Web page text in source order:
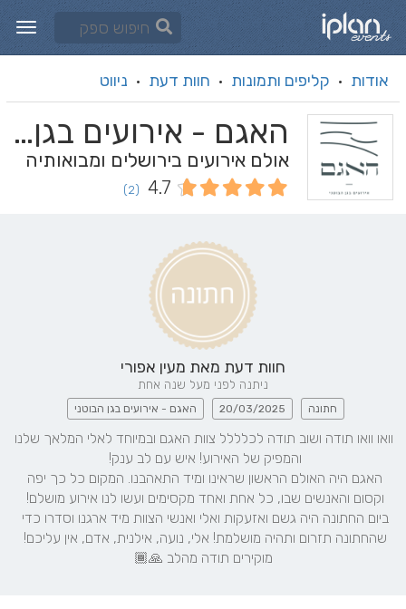
אודות · קליפים ותמונות · חוות דעת · ניווט
האגם - אירועים בגן הבוטני
אולם אירועים בירושלים ומבואותיה
4.7
(2)
חוות דעת מאת מעין אפורי
ניתנה לפני מעל שנה אחת
חתונה 20/03/2025 האגם - אירועים בגן הבוטני
מוקירים תודה מהלב 🙏🏾